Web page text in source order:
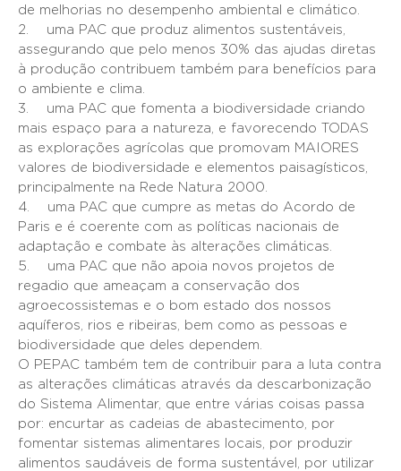
de melhorias no desempenho ambiental e climático.
2. uma PAC que produz alimentos sustentáveis,
assegurando que pelo menos 30% das ajudas diretas
à produção contribuem também para benefícios para
o ambiente e clima.
3. uma PAC que fomenta a biodiversidade criando
mais espaço para a natureza, e favorecendo TODAS
as explorações agrícolas que promovam MAIORES
valores de biodiversidade e elementos paisagísticos,
principalmente na Rede Natura 2000.
4. uma PAC que cumpre as metas do Acordo de
Paris e é coerente com as políticas nacionais de
adaptação e combate às alterações climáticas.
5. uma PAC que não apoia novos projetos de
regadio que ameaçam a conservação dos
agroecossistemas e o bom estado dos nossos
aquíferos, rios e ribeiras, bem como as pessoas e
biodiversidade que deles dependem.
O PEPAC também tem de contribuir para a luta contra
as alterações climáticas através da descarbonização
do Sistema Alimentar, que entre várias coisas passa
por: encurtar as cadeias de abastecimento, por
fomentar sistemas alimentares locais, por produzir
alimentos saudáveis de forma sustentável, por utilizar